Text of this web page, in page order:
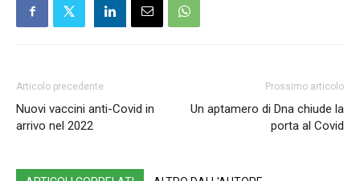
Articolo precedente
Nuovi vaccini anti-Covid in
arrivo nel 2022
Prossimo articolo
Un aptamero di Dna chiude la
porta al Covid